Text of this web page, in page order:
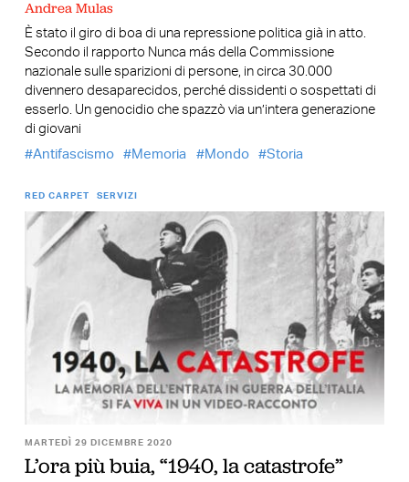
Andrea Mulas
È stato il giro di boa di una repressione politica già in atto.
Secondo il rapporto Nunca más della Commissione
nazionale sulle sparizioni di persone, in circa 30.000
divennero desaparecidos, perché dissidenti o sospettati di
esserlo. Un genocidio che spazzò via un’intera generazione
di giovani
Antifascismo
Memoria Mondo Storia
RED CARPET SERVIZI
MARTEDÌ 29 DICEMBRE 2020
L’ora più buia, “1940, la catastrofe”